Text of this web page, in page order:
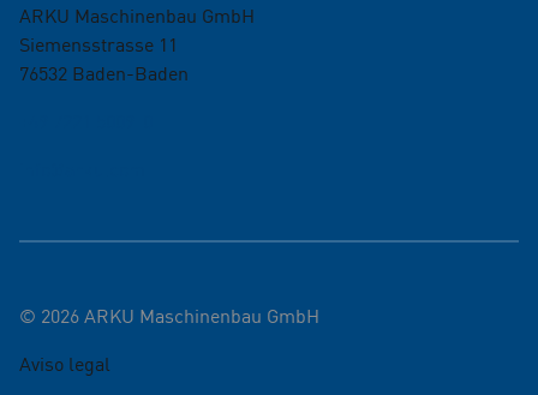
ARKU Maschinenbau GmbH
Siemensstrasse 11
76532 Baden-Baden
© 2026ARKU Maschinenbau GmbH
Aviso legal